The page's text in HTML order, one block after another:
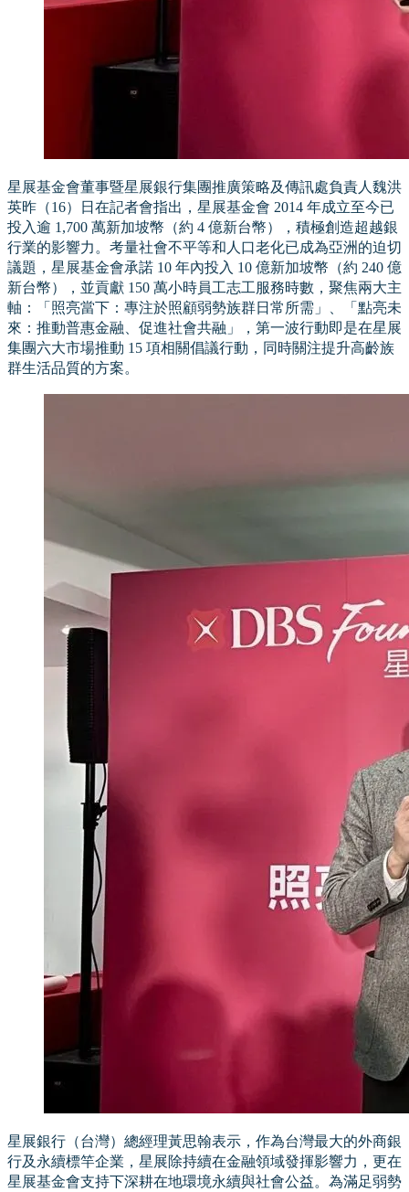
星展基金會董事暨星展銀行集團推廣策略及傳訊處負責人魏洪
英昨（16）日在記者會指出，星展基金會 2014 年成立至今已
投入逾 1,700 萬新加坡幣（約 4 億新台幣），積極創造超越銀
行業的影響力。考量社會不平等和人口老化已成為亞洲的迫切
議題，星展基金會承諾 10 年內投入 10 億新加坡幣（約 240 億
新台幣），並貢獻 150 萬小時員工志工服務時數，聚焦兩大主
軸：「照亮當下：專注於照顧弱勢族群日常所需」、「點亮未
來：推動普惠金融、促進社會共融」，第一波行動即是在星展
集團六大市場推動 15 項相關倡議行動，同時關注提升高齡族
群生活品質的方案。
星展銀行（台灣）總經理黃思翰表示，作為台灣最大的外商銀
行及永續標竿企業，星展除持續在金融領域發揮影響力，更在
星展基金會支持下深耕在地環境永續與社會公益。為滿足弱勢